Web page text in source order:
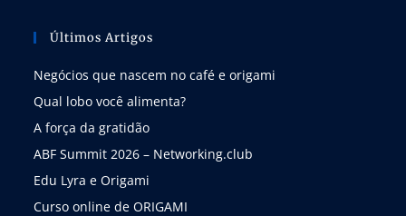
Últimos Artigos
Negócios que nascem no café e origami
Qual lobo você alimenta?
A força da gratidão
ABF Summit 2026 – Networking.club
Edu Lyra e Origami
Curso online de ORIGAMI